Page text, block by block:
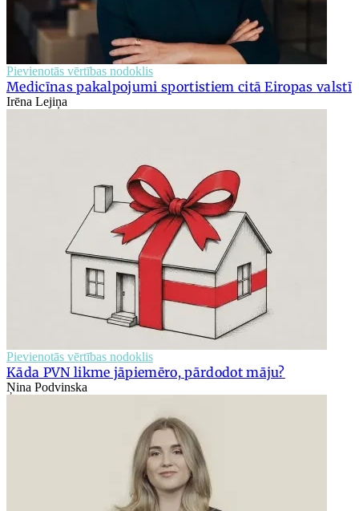
Pievienotās vērtības nodoklis
Medicīnas pakalpojumi sportistiem citā Eiropas valstī
Irēna Lejiņa
Pievienotās vērtības nodoklis
Kāda PVN likme jāpiemēro, pārdodot māju?
Ņina Podvinska